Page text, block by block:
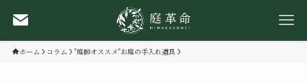
ホーム コラム "庭師オススメ"お庭の手入れ道具